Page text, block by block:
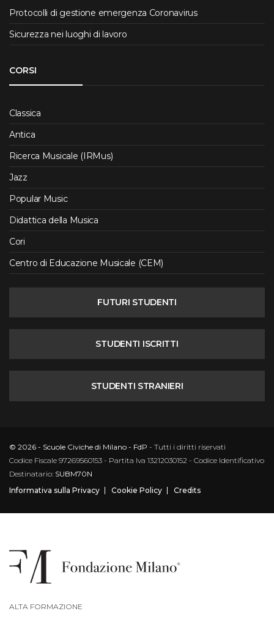
Protocolli di gestione emergenza Coronavirus
Sicurezza nei luoghi di lavoro
CORSI
Classica
Antica
Ricerca Musicale (IRMus)
Jazz
Popular Music
Didattica della Musica
Cori
Centro di Educazione Musicale (CEM)
FUTURI STUDENTI
STUDENTI ISCRITTI
STUDENTI STRANIERI
© 2026 - Scuole Civiche di Milano - FdP - Tutti i diritti riservati
Codice Fiscale 97269560153 - Partita Iva 13212030152 - Codice Identificativo
Destinatario: SUBM70N
Informativa sulla Privacy
Cookie Policy Credits
ALTA FORMAZIONE